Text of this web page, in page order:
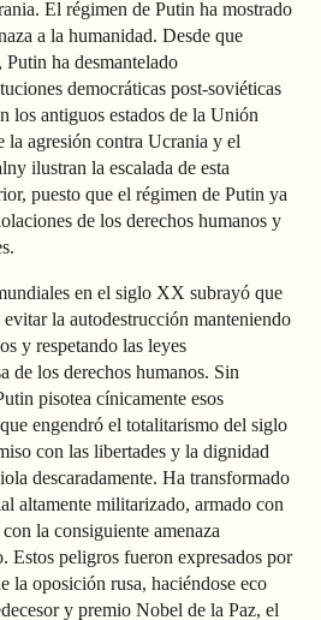
El régimen de Putin ha mostrado
a la humanidad. Desde que
ha desmantelado
democráticas post-soviéticas
los antiguos estados de la Unión
la agresión contra Ucrania y el
ilustran la escalada de esta
puesto que el régimen de Putin ya
de los derechos humanos y
en el siglo XX subrayó que
la autodestrucción manteniendo
y respetando las leyes
de los derechos humanos. Sin
pisotea cínicamente esos
engendró el totalitarismo del siglo
con las libertades y la dignidad
descaradamente. Ha transformado
altamente militarizado, armado con
la consiguiente amenaza
Estos peligros fueron expresados por
la oposición rusa, haciéndose eco
y premio Nobel de la Paz, el